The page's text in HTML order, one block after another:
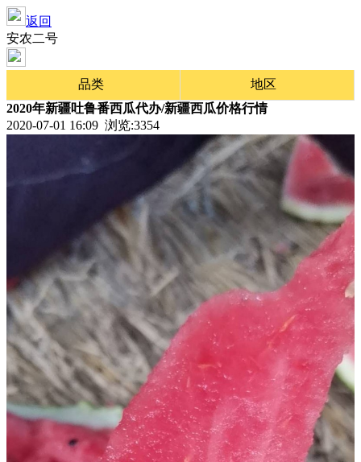
返回
安农二号
品类
地区
2020年新疆吐鲁番西瓜代办/新疆西瓜价格行情
2020-07-01 16:09 浏览:3354